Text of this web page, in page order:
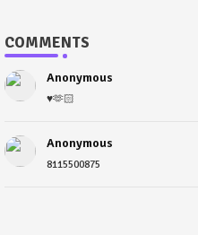
COMMENTS
Anonymous
♥️🫶🏻
Anonymous
8115500875